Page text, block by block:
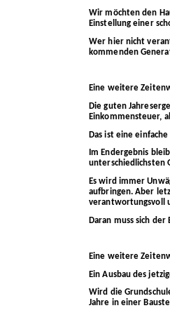
Wir möchten den
Einstellung einer
Wer hier nicht
kommenden
Eine weitere
Die guten
Einkommensteuer,
Das ist eine
Im Endergebnis
unterschiedlichsten
Es wird immer
aufbringen. Aber
verantwortungsvoll
Daran muss sich
Eine weitere
Ein Ausbau des
Wird die
Jahre in einer